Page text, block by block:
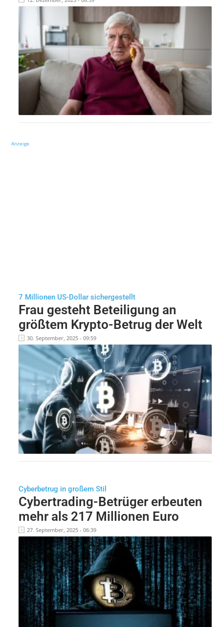
Anzeige
7 Millionen US-Dollar sichergestellt
Frau gesteht Beteiligung an
größtem Krypto-Betrug der Welt
30. September, 2025 - 09:59
Cyberbetrug in großem Stil
Cybertrading-Betrüger erbeuten
mehr als 217 Millionen Euro
27. September, 2025 - 06:39